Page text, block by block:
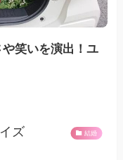
笑いを演出！ユ
結婚